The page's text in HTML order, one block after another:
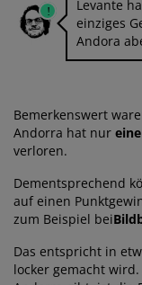
Levante
einziges
Andora
Bemerkenswert
Andorra hat nur
verloren.
Dementsprechend
auf einen
zum Beispiel bei
Das entspricht in
locker gemacht